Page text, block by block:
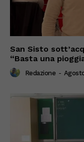
San Sisto
“Basta una
Redazione -